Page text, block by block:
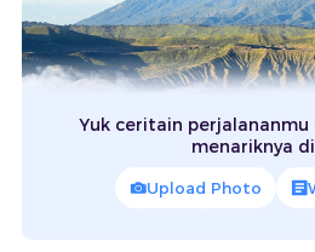
Yuk ceritain
menariknya
Upload Photo